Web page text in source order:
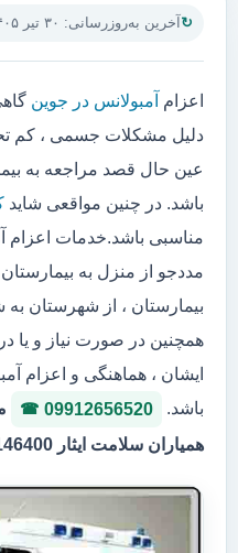
آخرین به‌روزرسانی: ۳۰ تیر ۱۴۰۵
اعزام آمبولانس در جوین
دلیل مشکلات جسمی ، کم
عین حال قصد مراجعه به
باشد. در چنین مواقعی شاید
مناسبی باشد.خدمات اعزام
مددجو از منزل به
بیمارستان ، از شهرستان
همچنین در صورت نیاز و یا
ایشان ، هماهنگی و اعزام
باشد.
09912656520
همیاران سلامت ایثار 36146400 شماره پروانه 3-323036